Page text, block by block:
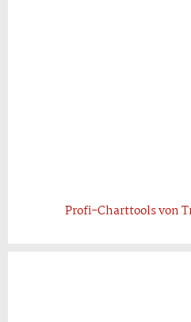
Profi-Charttools von